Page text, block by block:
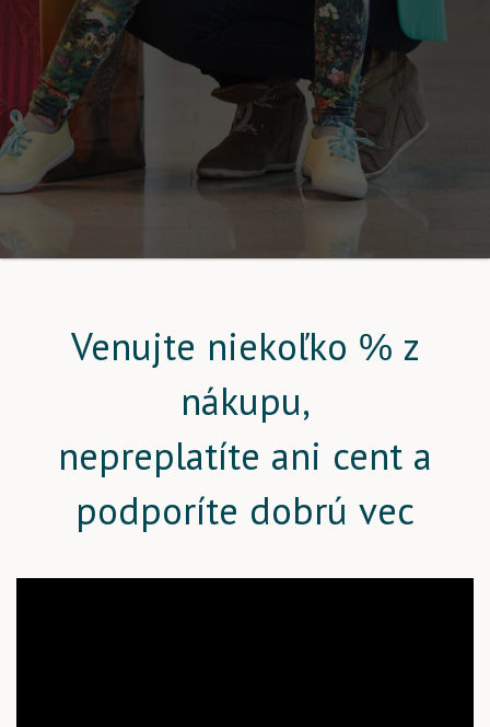
Venujte niekoľko % z
nákupu,
nepreplatíte ani cent a
podporíte dobrú vec